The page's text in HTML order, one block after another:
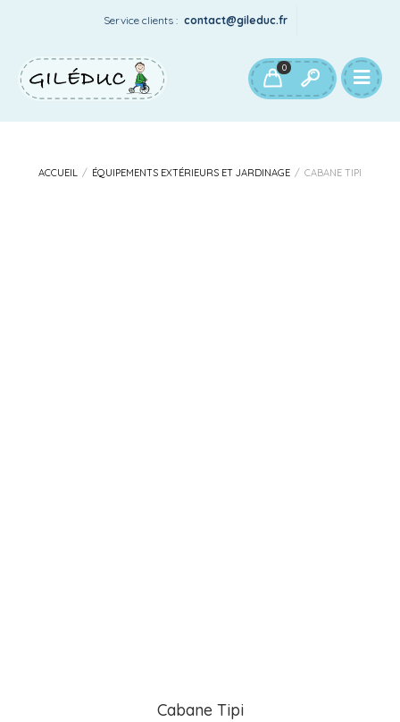
Service clients : contact@gileduc.fr
Notre catalogue Votre compte
0
ACCUEIL / ÉQUIPEMENTS EXTÉRIEURS ET JARDINAGE / CABANE TIPI
Cabane Tipi